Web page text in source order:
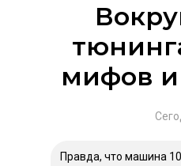
мифов и
Правда, что машина